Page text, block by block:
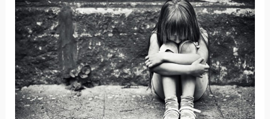
Parental
e
a
Pandemia
da
Covid-
19